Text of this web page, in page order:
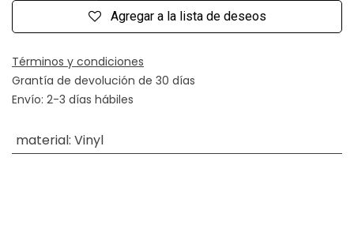
Agregar a la lista de deseos
Términos y condiciones
Grantía de devolución de 30 días
Envío: 2-3 días hábiles
material: Vinyl